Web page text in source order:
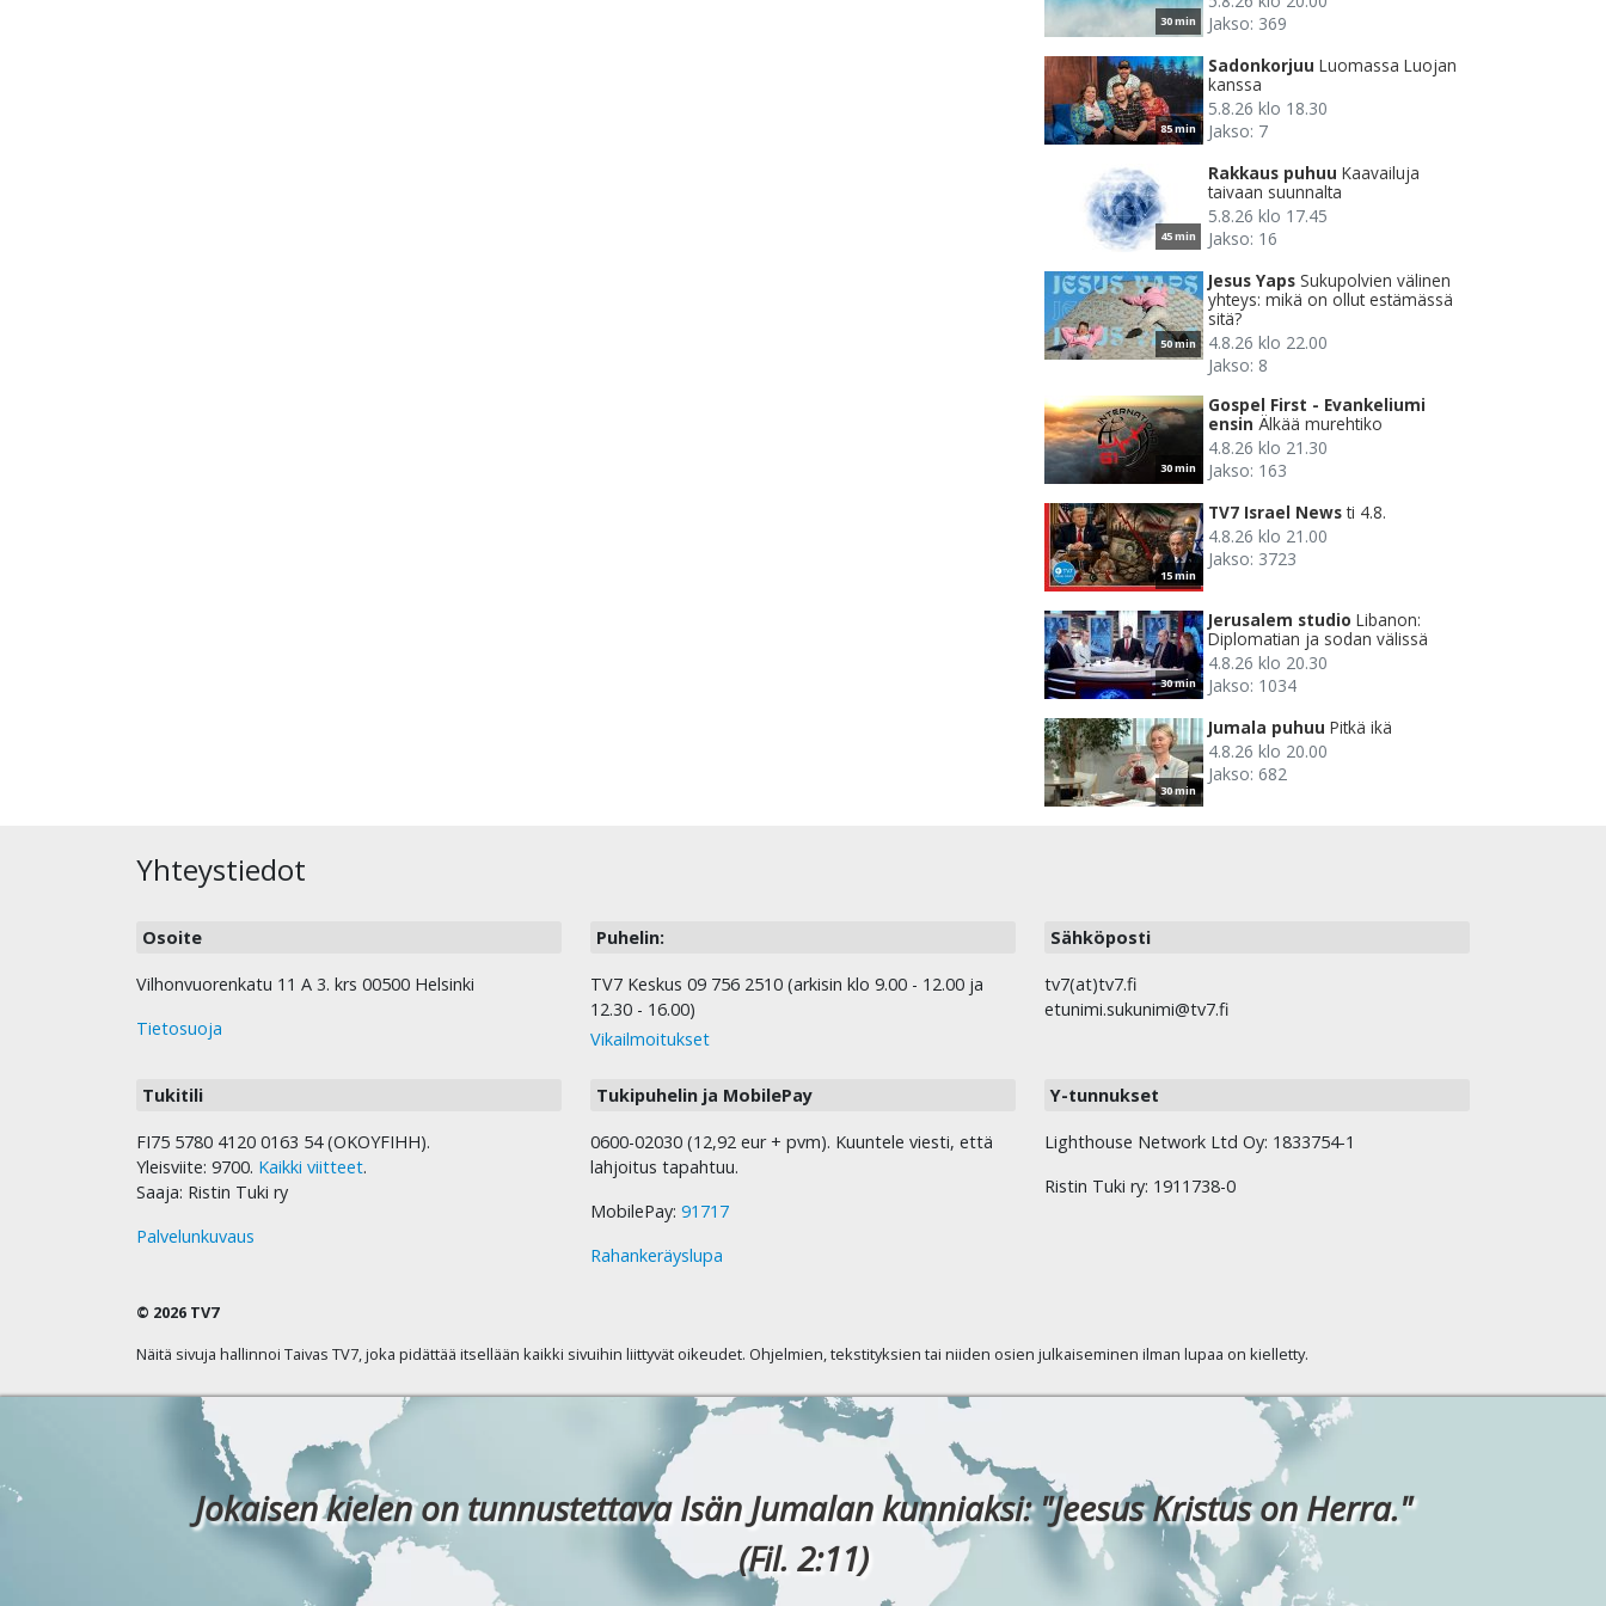
30 min
Jakso: 369
85 min
Sadonkorjuu Luomassa Luojan
kanssa
5.8.26 klo 18.30
Jakso: 7
45 min
Rakkaus puhuu Kaavailuja
taivaan suunnalta
5.8.26 klo 17.45
Jakso: 16
50 min
Jesus Yaps Sukupolvien välinen
yhteys: mikä on ollut estämässä
sitä?
4.8.26 klo 22.00
Jakso: 8
30 min
Gospel First - Evankeliumi
ensin Älkää murehtiko
4.8.26 klo 21.30
Jakso: 163
15 min
TV7 Israel News ti 4.8.
4.8.26 klo 21.00
Jakso: 3723
30 min
Jerusalem studio Libanon:
Diplomatian ja sodan välissä
4.8.26 klo 20.30
Jakso: 1034
30 min
Jumala puhuu Pitkä ikä
4.8.26 klo 20.00
Jakso: 682
Yhteystiedot
Osoite
Vilhonvuorenkatu 11 A 3. krs 00500 Helsinki
Tietosuoja
Puhelin:
TV7 Keskus 09 756 2510 (arkisin klo 9.00 - 12.00 ja
12.30 - 16.00)
Vikailmoitukset
Sähköposti
tv7(at)tv7.fi
etunimi.sukunimi@tv7.fi
Tukitili
FI75 5780 4120 0163 54 (OKOYFIHH).
Yleisviite: 9700. Kaikki viitteet.
Saaja: Ristin Tuki ry
Palvelunkuvaus
Tukipuhelin ja MobilePay
0600-02030 (12,92 eur + pvm). Kuuntele viesti, että
lahjoitus tapahtuu.
MobilePay: 91717
Rahankeräyslupa
Y-tunnukset
Lighthouse Network Ltd Oy: 1833754-1
Ristin Tuki ry: 1911738-0
© 2026 TV7
Näitä sivuja hallinnoi Taivas TV7, joka pidättää itsellään kaikki sivuihin liittyvät oikeudet. Ohjelmien, tekstityksien tai niiden osien julkaiseminen ilman lupaa on kielletty.
Jokaisen kielen on tunnustettava Isän Jumalan kunniaksi: "Jeesus Kristus on Herra."
(Fil. 2:11)